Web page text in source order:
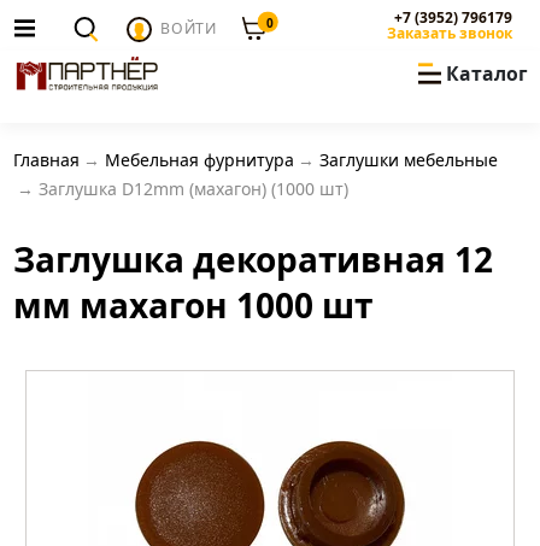
ВОЙТИ 0 +7 (3952) 796179
Заказать звонок
Каталог
Главная Мебельная фурнитура
Заглушки мебельные
Заглушка D12mm (махагон) (1000 шт)
Заглушка декоративная 12
мм махагон 1000 шт